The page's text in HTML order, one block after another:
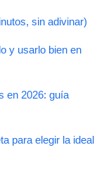
sin adivinar)
y usarlo bien en
en 2026: guía
para elegir la ideal